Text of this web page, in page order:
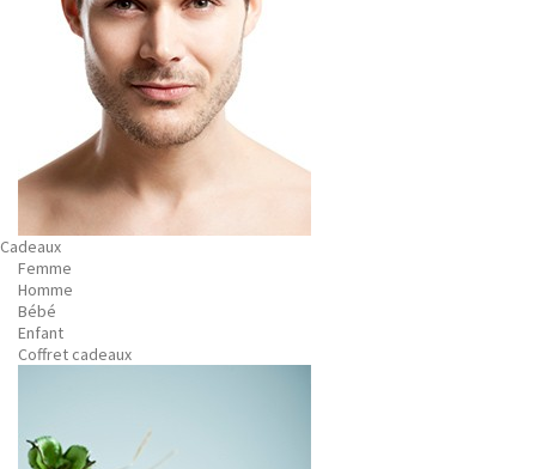
Cadeaux
Femme
Homme
Bébé
Enfant
Coffret cadeaux